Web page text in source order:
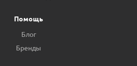
Помощь
Блог
Бренды